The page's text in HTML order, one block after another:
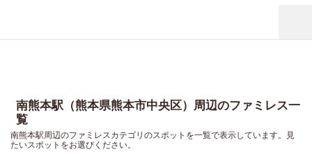
南熊本駅（熊本県熊本市中央区）周辺のファミレス一
覧
南熊本駅周辺のファミレスカテゴリのスポットを一覧で表示しています。見
たいスポットをお選びください。